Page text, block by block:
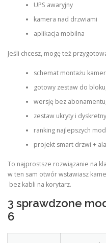
UPS awaryjny
kamera nad drzwiami
aplikacja mobilna
Jeśli chcesz, mogę też
schemat montażu
gotowy zestaw do bloku,
wersję bez abonamentu,
zestaw ukryty i
ranking najlepszych
projekt smart drzwi +
To najprostsze rozwiązanie na
w ten sam otwór wstawiasz
bez kabli na korytarz.
3 sprawdzone
6